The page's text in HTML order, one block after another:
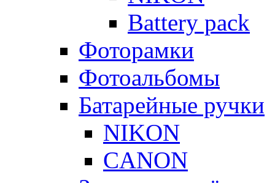
Battery pack
Фоторамки
Фотоальбомы
Батарейные ручки
NIKON
CANON